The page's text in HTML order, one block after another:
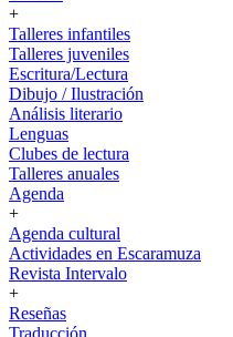
+
Talleres infantiles
Talleres juveniles
Escritura/Lectura
Dibujo / Ilustración
Análisis literario
Lenguas
Clubes de lectura
Talleres anuales
Agenda
+
Agenda cultural
Actividades en Escaramuza
Revista Intervalo
+
Reseñas
Traducción